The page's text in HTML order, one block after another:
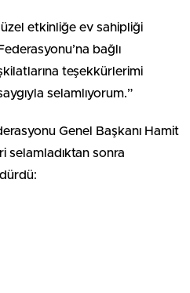
etkinliğe ev sahipliği
bağlı
teşekkürlerimi
selamlıyorum.”
Genel Başkanı Hamit
selamladıktan sonra